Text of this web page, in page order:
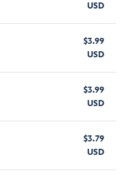
USD
$3.99
USD
$3.99
USD
$3.79
USD